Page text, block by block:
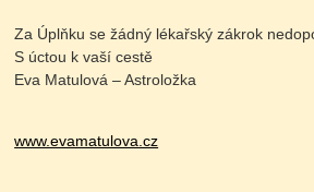
Za Úplňku se žádný lékařský zákrok
S úctou k vaší cestě
Eva Matulová – Astroložka
www.evamatulova.cz